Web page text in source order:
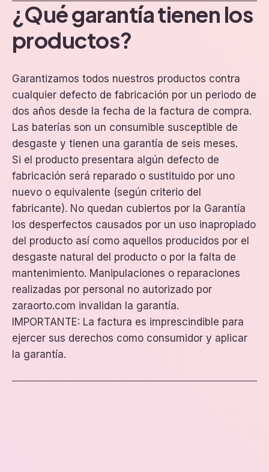
¿Qué garantía tienen los
productos?
Garantizamos todos nuestros productos contra
cualquier defecto de fabricación por un periodo de
dos años desde la fecha de la factura de compra.
Las baterías son un consumible susceptible de
desgaste y tienen una garantía de seis meses.
Si el producto presentara algún defecto de
fabricación será reparado o sustituido por uno
nuevo o equivalente (según criterio del
fabricante). No quedan cubiertos por la Garantía
los desperfectos causados por un uso inapropiado
del producto así como aquellos producidos por el
desgaste natural del producto o por la falta de
mantenimiento. Manipulaciones o reparaciones
realizadas por personal no autorizado por
zaraorto.com invalidan la garantía.
IMPORTANTE: La factura es imprescindible para
ejercer sus derechos como consumidor y aplicar
la garantía.